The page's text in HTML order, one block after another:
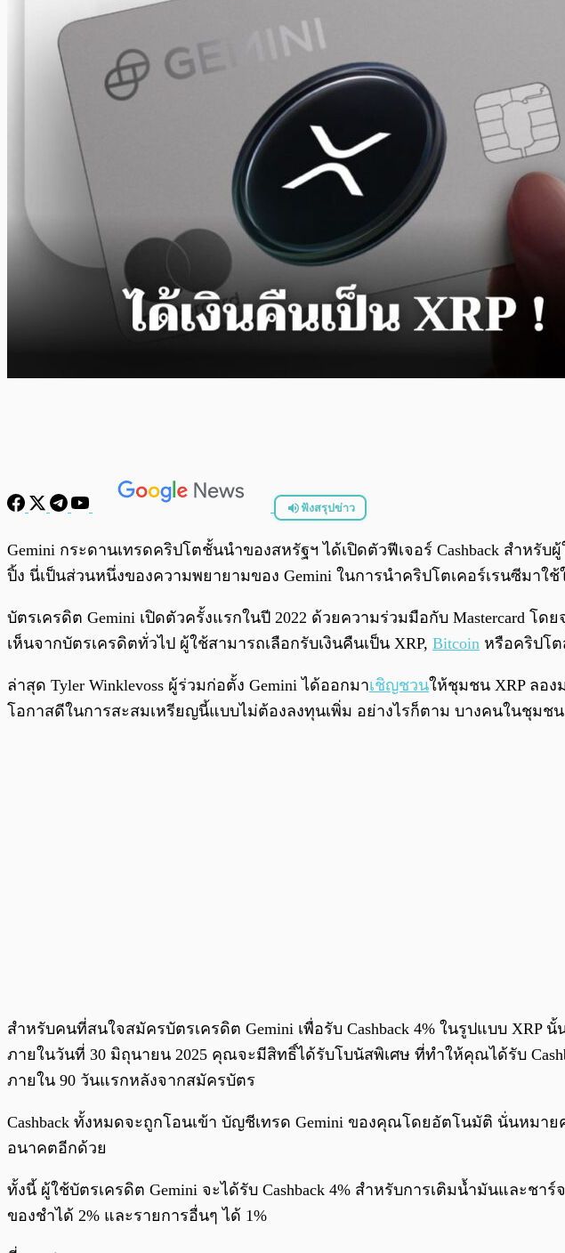
ฟังสรุปข่าว
Gemini กระดานเทรดคริปโตชั้นนำของสหรัฐฯ ได้เปิดตัวฟีเจอร์ Cashback สำหรั
ปิ้ง นี่เป็นส่วนหนึ่งของความพยายามของ Gemini ในการนำคริปโตเคอร์เรนซีมาใ
บัตรเครดิต Gemini เปิดตัวครั้งแรกในปี 2022 ด้วยความร่วมมือกับ Mastercard โ
เห็นจากบัตรเครดิตทั่วไป ผู้ใช้สามารถเลือกรับเงินคืนเป็น XRP, Bitcoin หรือคริปโ
ล่าสุด Tyler Winklevoss ผู้ร่วมก่อตั้ง Gemini ได้ออกมาเชิญชวนให้ชุมชน XRP ลอง
โอกาสดีในการสะสมเหรียญนี้แบบไม่ต้องลงทุนเพิ่ม อย่างไรก็ตาม บางคนในชุม
สำหรับคนที่สนใจสมัครบัตรเครดิต Gemini เพื่อรับ Cashback 4% ในรูปแบบ
ภายในวันที่ 30 มิถุนายน 2025 คุณจะมีสิทธิ์ได้รับโบนัสพิเศษ ที่ทำให้คุณได้รับ
ภายใน 90 วันแรกหลังจากสมัครบัตร
Cashback ทั้งหมดจะถูกโอนเข้า บัญชีเทรด Gemini ของคุณโดยอัตโนมัติ นั่นหมา
อนาคตอีกด้วย
ทั้งนี้ ผู้ใช้บัตรเครดิต Gemini จะได้รับ Cashback 4% สำหรับการเติมน้ำมันและช
ของชำได้ 2% และรายการอื่นๆ ได้ 1%